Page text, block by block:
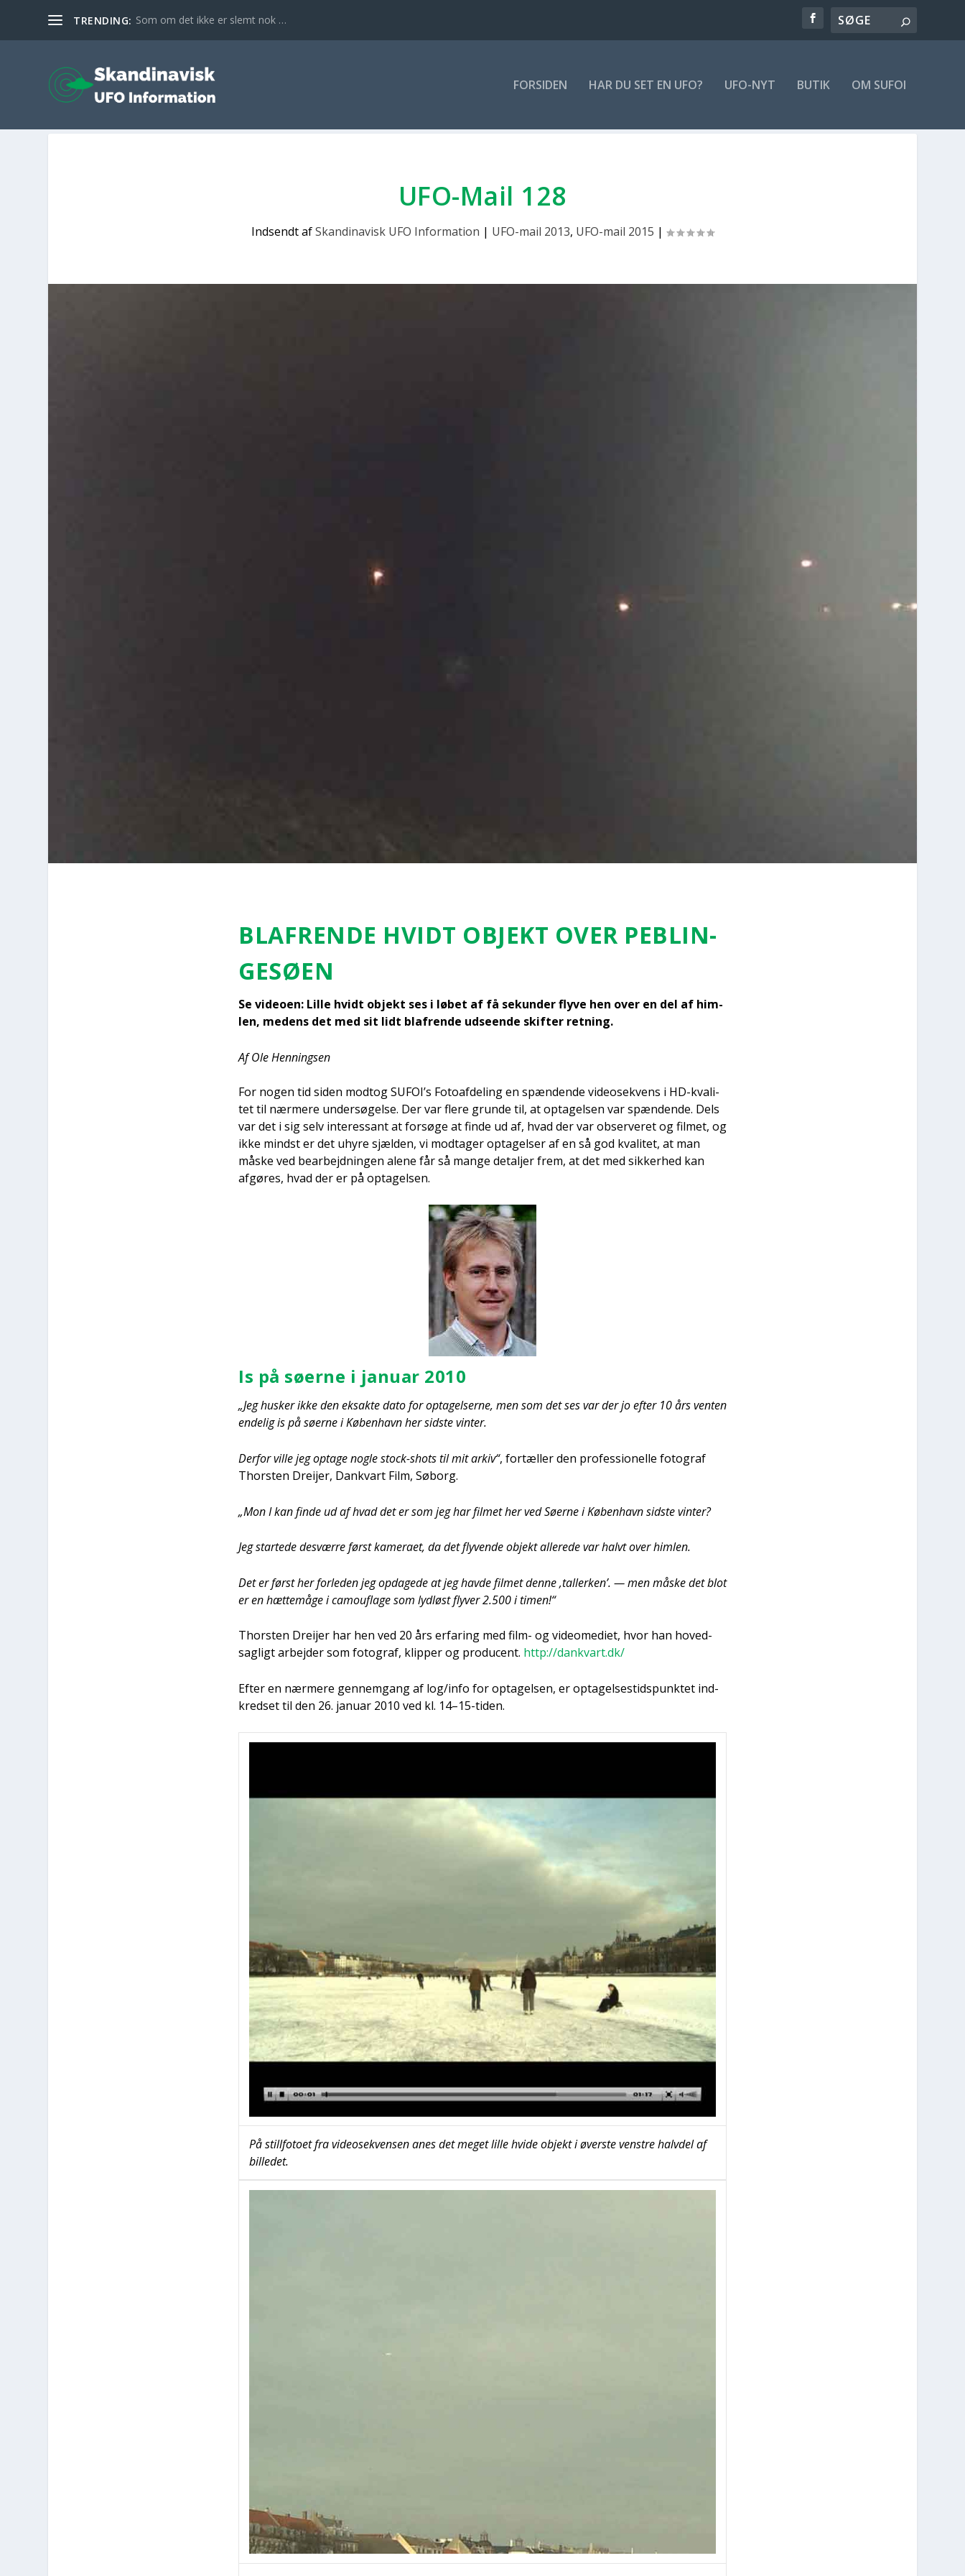
TRENDING: Som om det ikke er slemt nok …
FOR­SI­DEN HAR DU SET EN UFO? UFO-NYT BUTIK OM SUFOI
UFO-Mail 128
Indsendt afSkandinavisk UFO Information | UFO-mail 2013, UFO-mail 2015 |
BLAF­REN­DE HVIDT OBJEKT OVER PEBLIN­
GE­SØ­EN
Se video­en: Lil­le hvidt objekt ses i løbet af få sekun­der fly­ve hen over en del af him­
len, medens det med sit lidt blaf­ren­de udse­en­de skif­ter ret­ning.
Af Ole Hen­nings­en
For nogen tid siden modt­og SUFOI’s Foto­af­de­ling en spæn­den­de video­se­kvens i HD-kva­li­
tet til nær­me­re under­sø­gel­se. Der var fle­re grun­de til, at opta­gel­sen var spæn­den­de. Dels
var det i sig selv inter­es­sant at for­sø­ge at fin­de ud af, hvad der var obser­ve­ret og fil­met, og
ikke mindst er det uhy­re sjæl­den, vi mod­ta­ger opta­gel­ser af en så god kva­li­tet, at man
måske ved bear­bejd­nin­gen ale­ne får så man­ge detal­jer frem, at det med sik­ker­hed kan
afgø­res, hvad der er på opta­gel­sen.
Is på søer­ne i janu­ar 2010
„Jeg husker ikke den eksak­te dato for opta­gel­ser­ne, men som det ses var der jo efter 10 års ven­ten
ende­lig is på søer­ne i Køben­havn her sid­ste vin­ter.
Der­for vil­le jeg opta­ge nog­le sto­ck-shots til mit arkiv“, for­tæl­ler den pro­fes­sio­nel­le foto­graf
Thor­sten Drei­jer, Dan­kvart Film, Søborg.
„Mon I kan fin­de ud af hvad det er som jeg har fil­met her ved Søer­ne i Køben­havn sid­ste vin­ter?
Jeg star­te­de desvær­re først kame­ra­et, da det fly­ven­de objekt alle­re­de var halvt over him­len.
Det er først her for­le­den jeg opda­ge­de at jeg hav­de fil­met den­ne ‚tal­ler­ken’. — men måske det blot
er en hæt­te­må­ge i camou­fla­ge som lyd­løst fly­ver 2.500 i timen!“
Thor­sten Drei­jer har hen ved 20 års erfa­ring med film- og video­me­di­et, hvor han hoved­
sag­ligt arbej­der som foto­graf, klip­per og pro­du­cent. http://dankvart.dk/
Efter en nær­me­re gen­nem­gang af log/info for opta­gel­sen, er opta­gel­ses­tids­punk­tet ind­
kred­set til den 26. janu­ar 2010 ved kl. 14–15-tiden.
På stil­l­fo­to­et fra video­se­kven­sen anes det meget lil­le hvi­de objekt i øver­ste ven­stre halv­del af
bil­le­det.